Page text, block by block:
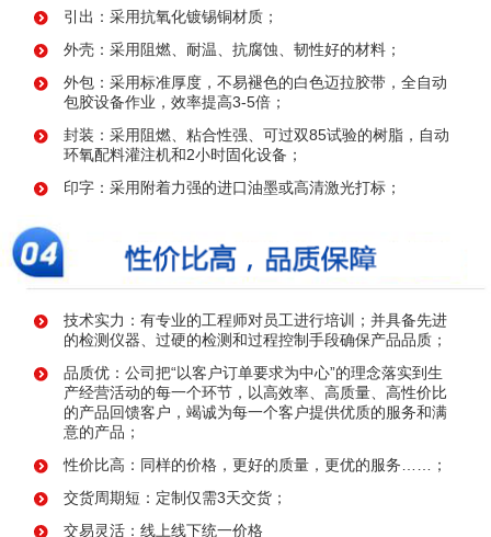
引出：采用抗氧化镀锡铜材质；
外壳：采用阻燃、耐温、抗腐蚀、韧性好的材料；
外包：采用标准厚度，不易褪色的白色迈拉胶带，全自动
包胶设备作业，效率提高3-5倍；
封装：采用阻燃、粘合性强、可过双85试验的树脂，自动
环氧配料灌注机和2小时固化设备；
印字：采用附着力强的进口油墨或高清激光打标；
技术实力：有专业的工程师对员工进行培训；并具备先进
的检测仪器、过硬的检测和过程控制手段确保产品品质；
品质优：公司把“以客户订单要求为中心”的理念落实到生
产经营活动的每一个环节，以高效率、高质量、高性价比
的产品回馈客户，竭诚为每一个客户提供优质的服务和满
意的产品；
性价比高：同样的价格，更好的质量，更优的服务……；
交货周期短：定制仅需3天交货；
交易灵活：线上线下统一价格